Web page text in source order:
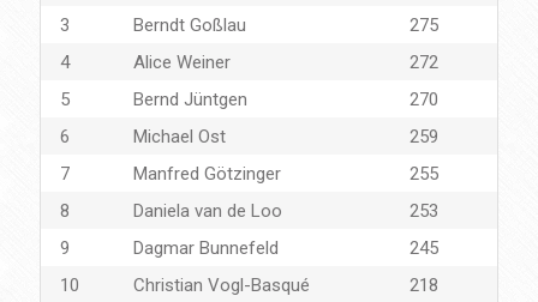
3
Berndt Goßlau
275
4
Alice Weiner
272
5
Bernd Jüntgen
270
6
Michael Ost
259
7
Manfred Götzinger
255
8
Daniela van de Loo
253
9
Dagmar Bunnefeld
245
10
Christian Vogl-Basqué
218